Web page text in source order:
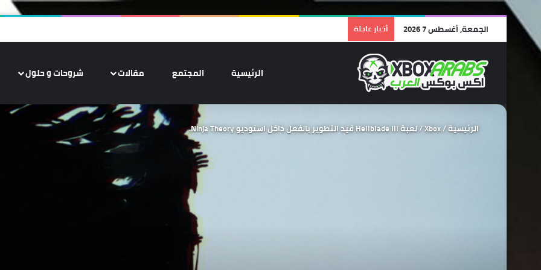
الجمعة, أغسطس 7 2026 أخبار عاجلة
الرئيسية المجتمع مقالات شروحات و حلول
الرئيسية/
Xbox
/لعبة Hellblade III قيد التطوير بالفعل داخل استوديو Ninja Theory.